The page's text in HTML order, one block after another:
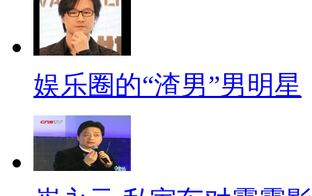
个胸怀天下的好老婆，要不然
【口播】在演艺圈有句老行
你的资质有多优秀、名气有多
呱呱来吐槽
娱乐圈的“渣男”男明星